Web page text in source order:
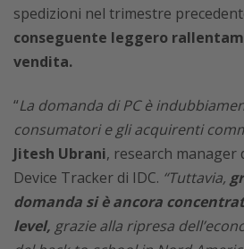
spedizioni nel trimestre
conseguente leggero
vendita.
“La domanda di PC è
consumatori e gli acquirenti
Jitesh Ubrani, research manager
Device Tracker di IDC. “Tuttavia,
domanda si è ancora
level, grazie alla ripresa